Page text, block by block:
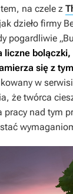
na czele z
dzieło firmy
pogardliwie „
liczne bolączki,
się z
w
że twórca
pracy nad tym